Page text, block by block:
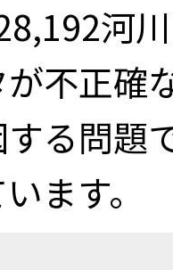
河
不正確
する問題
ます。